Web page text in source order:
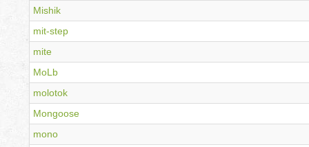
Mishik
mit-step
mite
MoLb
molotok
Mongoose
mono